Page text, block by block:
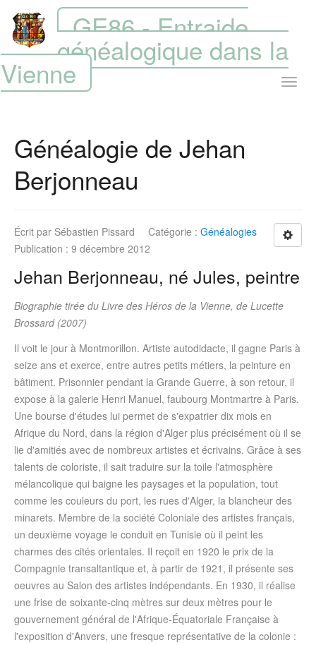
GE86 - Entraide
généalogique dans la
Vienne
Généalogie de Jehan
Berjonneau
Écrit par Sébastien Pissard Catégorie : Généalogies
Publication : 9 décembre 2012
Jehan Berjonneau, né Jules, peintre
Biographie tirée du Livre des Héros de la Vienne, de Lucette
Brossard (2007)
Il voit le jour à Montmorillon. Artiste autodidacte, il gagne Paris à
seize ans et exerce, entre autres petits métiers, la peinture en
bâtiment. Prisonnier pendant la Grande Guerre, à son retour, il
expose à la galerie Henri Manuel, faubourg Montmartre à Paris.
Une bourse d'études lui permet de s'expatrier dix mois en
Afrique du Nord, dans la région d'Alger plus précisément où il se
lie d'amitiés avec de nombreux artistes et écrivains. Grâce à ses
talents de coloriste, il sait traduire sur la toile l'atmosphère
mélancolique qui baigne les paysages et la population, tout
comme les couleurs du port, les rues d'Alger, la blancheur des
minarets. Membre de la société Coloniale des artistes français,
un deuxième voyage le conduit en Tunisie où il peint les
charmes des cités orientales. Il reçoit en 1920 le prix de la
Compagnie transaltantique et, à partir de 1921, il présente ses
oeuvres au Salon des artistes indépendants. En 1930, il réalise
une frise de soixante-cinq mètres sur deux mètres pour le
gouvernement général de l'Afrique-Équatoriale Française à
l'exposition d'Anvers, une fresque représentative de la colonie :